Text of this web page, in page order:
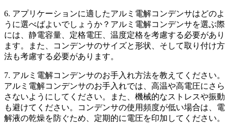
6. アプリケーションに適したアルミ電解コンデンサはどのよ
うに選べばよいでしょうか？アルミ電解コンデンサを選ぶ際
には、静電容量、定格電圧、温度定格を考慮する必要があり
ます。また、コンデンサのサイズと形状、そして取り付け方
法も考慮する必要があります。
7. アルミ電解コンデンサのお手入れ方法を教えてください。
アルミ電解コンデンサのお手入れでは、高温や高電圧にさら
さないようにしてください。また、機械的なストレスや振動
も避けてください。コンデンサの使用頻度が低い場合は、電
解液の乾燥を防ぐため、定期的に電圧を印加してください。